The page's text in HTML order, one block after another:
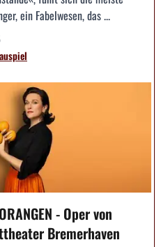
ein Fabelwesen, das ...
- Oper von
Bremerhaven